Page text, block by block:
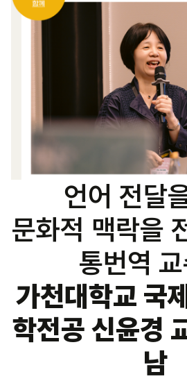
언어 전달
문화적 맥락을
통번역
가천대학교 국
학전공 신윤경
남